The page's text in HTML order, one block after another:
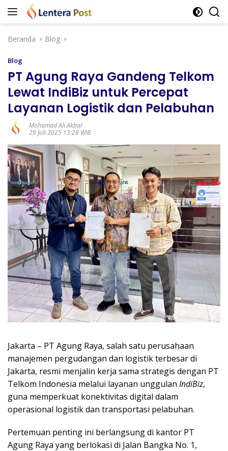
Langsung
Beranda
Blog
Blog
PT Agung Raya Gandeng Telkom
Lewat IndiBiz untuk Percepat
Layanan Logistik dan Pelabuhan
Mohamad Ali Akbar
29 Juli 2025 13:28 WIB
Jakarta – PT Agung Raya, salah satu perusahaan
manajemen pergudangan dan logistik terbesar di
Jakarta, resmi menjalin kerja sama strategis dengan PT
Telkom Indonesia melalui layanan unggulan IndiBiz,
guna memperkuat konektivitas digital dalam
operasional logistik dan transportasi pelabuhan.
Pertemuan penting ini berlangsung di kantor PT
Agung Raya yang berlokasi di Jalan Bangka No. 1,